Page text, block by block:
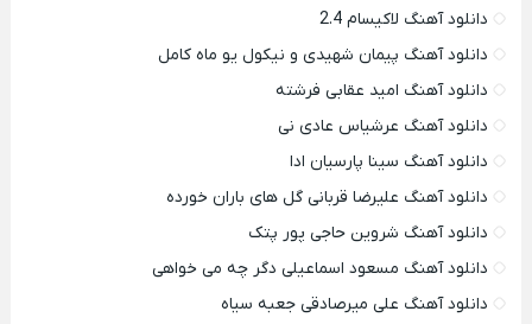
دانلود آهنگ لاکیسام 2.4
دانلود آهنگ پیمان شهیدی و نیکول یو ماه کامل
دانلود آهنگ امید عقابی فرشته
دانلود آهنگ عرشیاس عادی نی
دانلود آهنگ سینا پارسیان ادا
دانلود آهنگ علیرضا قربانی گل های باران خورده
دانلود آهنگ شروین حاجی پور پتک
دانلود آهنگ مسعود اسماعیلی دگر چه می خواهی
دانلود آهنگ علی میرصادقی جعبه سیاه